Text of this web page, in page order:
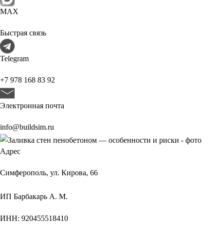
МАХ
Быстрая связь
Telegram
+7 978 168 83 92
Электронная почта
info@buildsim.ru
Адрес
Симферополь, ул. Кирова, 66
ИП Барбакарь А. М.
ИНН: 920455518410